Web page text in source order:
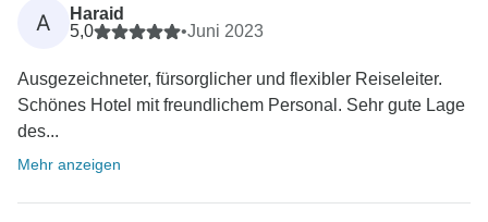
A
Haraid
5,0
•Juni 2023
Ausgezeichneter, fürsorglicher und flexibler Reiseleiter.
Schönes Hotel mit freundlichem Personal. Sehr gute Lage
des...
Mehr anzeigen